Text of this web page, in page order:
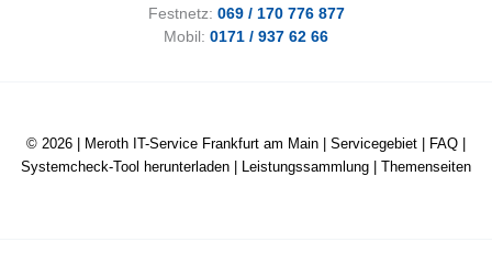
Festnetz: 069 / 170 776 877
Mobil: 0171 / 937 62 66
© 2026 | Meroth IT-Service Frankfurt am Main Servicegebiet FAQ
Systemcheck-Tool herunterladen
Leistungssammlung Themenseiten